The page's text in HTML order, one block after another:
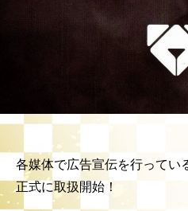
各媒体で広告宣伝を行ってい
正式に取扱開始！